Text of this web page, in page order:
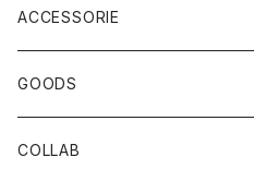
ACCESSORIE
CAP
BUCKET HAT
GOODS
STICKER
COLLAB